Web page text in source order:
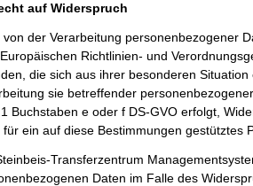
auf Widerspruch
von der Verarbeitung personenbezogener
Richtlinien- und
die sich aus ihrer besonderen
sie betreffender
Buchstaben e oder f DS-GVO erfolgt,
für ein auf diese Bestimmungen gestütztes
Transferzentrum
Daten im Falle des